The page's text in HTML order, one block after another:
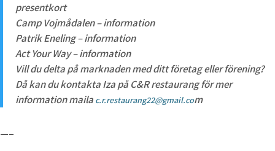
presentkort
Camp Vojmådalen – information
Patrik Eneling – information
Act Your Way – information
Vill du delta på marknaden med ditt företag eller förening?
Då kan du kontakta Iza på C&R restaurang för mer
information maila c.r.restaurang22@gmail.com
—–